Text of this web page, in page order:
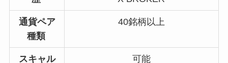
通貨ペア
種類
40銘柄以上
スキャル 可能